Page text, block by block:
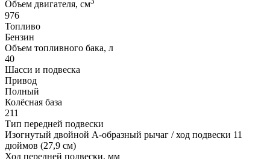
Объем двигателя, см
976
Топливо
Бензин
Объем топливного бака, л
40
Шасси и подвеска
Привод
Полный
Колёсная база
211
Тип передней подвески
Изогнутый двойной А-образный рычаг / ход подвески 11
дюймов (27,9 см)
Ход передней подвески, мм